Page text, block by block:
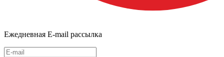
Ежедневная E-mail рассылка